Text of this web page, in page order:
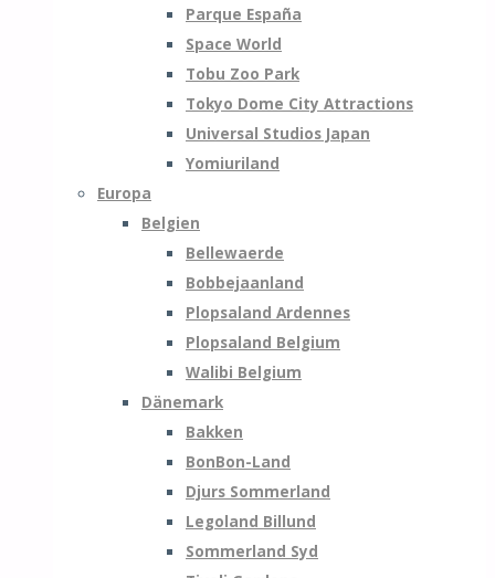
Parque España
Space World
Tobu Zoo Park
Tokyo Dome City Attractions
Universal Studios Japan
Yomiuriland
Europa
Belgien
Bellewaerde
Bobbejaanland
Plopsaland Ardennes
Plopsaland Belgium
Walibi Belgium
Dänemark
Bakken
BonBon-Land
Djurs Sommerland
Legoland Billund
Sommerland Syd